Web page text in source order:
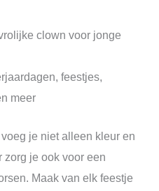
clown voor jonge
feestjes,
meer
voeg je niet alleen kleur en
zorg je ook voor een
Maak van elk feestje